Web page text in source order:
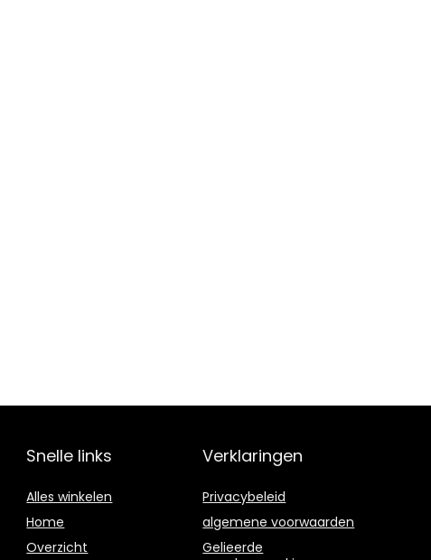
Snelle links
Alles winkelen
Home
Overzicht
Verklaringen
Privacybeleid
algemene voorwaarden
Gelieerde